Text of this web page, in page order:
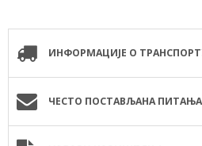
ИНФОРМАЦИЈЕ О
ЧЕСТО ПОСТАВЉАНА ПИТАЊА